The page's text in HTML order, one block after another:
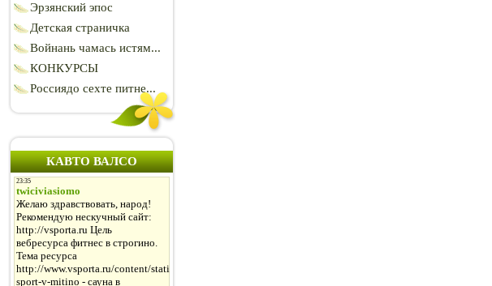
Эрзянский эпос
Детская страничка
Войнань чамась истям...
КОНКУРСЫ
Россиядо сехте питне...
КАВТО ВАЛСО